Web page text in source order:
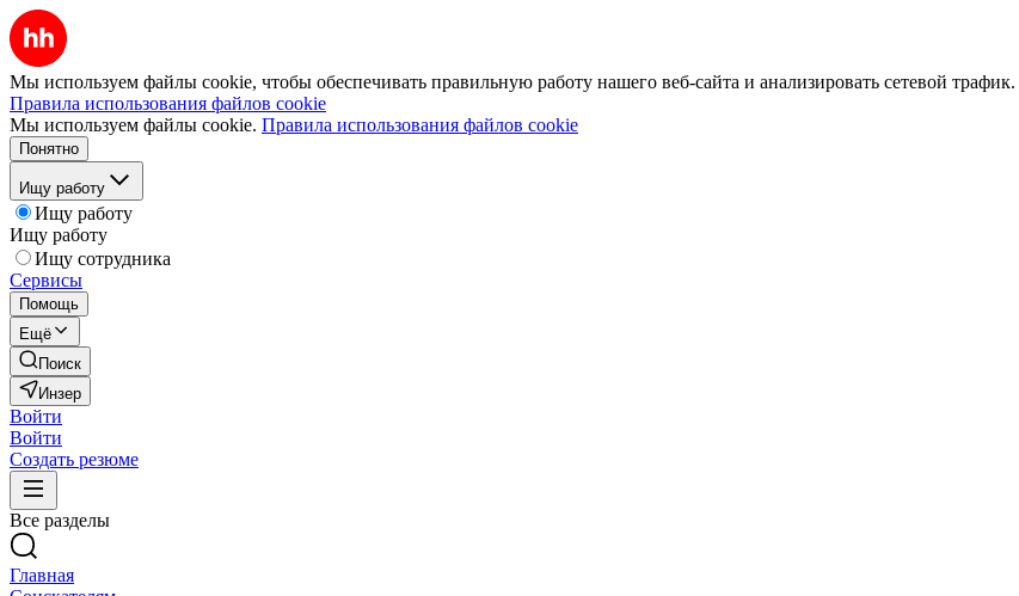
Мы используем файлы cookie, чтобы обеспечивать правильную работу нашего веб-сайта и анализировать сетевой трафик.
Правила использования файлов cookie
Мы используем файлы cookie. Правила использования файлов cookie
Понятно
Ищу работу
Ищу работу
Ищу работу
Ищу сотрудника
Сервисы
Помощь
Ещё
Поиск
Инзер
Войти
Войти
Создать резюме
Все разделы
Главная